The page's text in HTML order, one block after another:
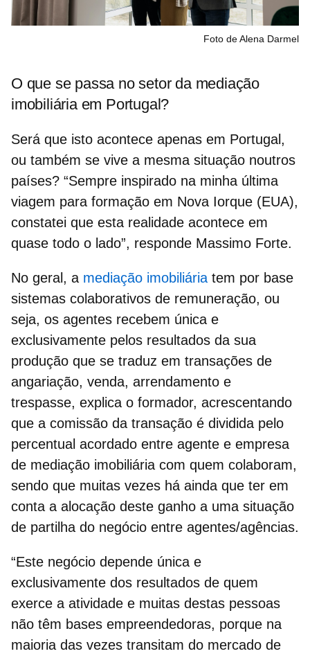
Foto de Alena Darmel
O que se passa no setor da mediação
imobiliária em Portugal?
Será que isto acontece apenas em Portugal,
ou também se vive a mesma situação noutros
países? “Sempre inspirado na minha última
viagem para formação em Nova Iorque (EUA),
constatei que esta realidade acontece em
quase todo o lado”, responde Massimo Forte.
No geral, a mediação imobiliária tem por base
sistemas colaborativos de remuneração, ou
seja, os agentes recebem única e
exclusivamente pelos resultados da sua
produção que se traduz em transações de
angariação, venda, arrendamento e
trespasse, explica o formador, acrescentando
que a comissão da transação é dividida pelo
percentual acordado entre agente e empresa
de mediação imobiliária com quem colaboram,
sendo que muitas vezes há ainda que ter em
conta a alocação deste ganho a uma situação
de partilha do negócio entre agentes/agências.
“Este negócio depende única e
exclusivamente dos resultados de quem
exerce a atividade e muitas destas pessoas
não têm bases empreendedoras, porque na
maioria das vezes transitam do mercado de